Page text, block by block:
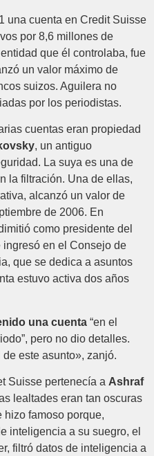
una cuenta en Credit Suisse
por 8,6 millones de
que él controlaba, fue
un valor máximo de
suizos. Aguilera no
por los periodistas.
cuentas eran propiedad
, un antiguo
La suya es una de
la filtración. Una de ellas,
alcanzó un valor de
de 2006. En
como presidente del
en el Consejo de
que se dedica a asuntos
estuvo activa dos años
una cuenta “en el
pero no dio detalles.
este asunto», zanjó.
Suisse pertenecía a Ashraf
lealtades eran tan oscuras
hizo famoso porque,
inteligencia a su suegro, el
filtró datos de inteligencia a